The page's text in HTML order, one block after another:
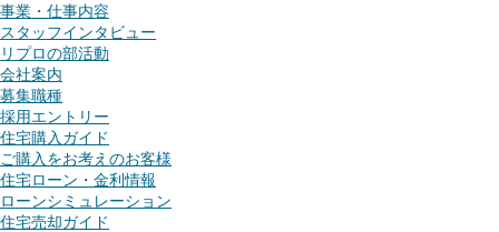
事業・仕事内容
スタッフインタビュー
リプロの部活動
会社案内
募集職種
採用エントリー
住宅購入ガイド
ご購入をお考えのお客様
住宅ローン・金利情報
ローンシミュレーション
住宅売却ガイド